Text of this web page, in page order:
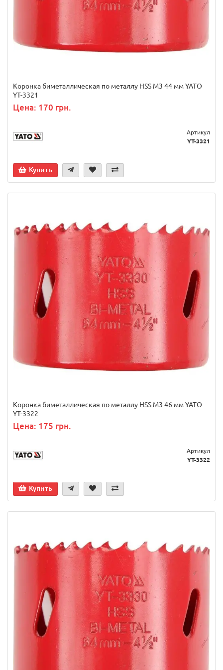
Коронка биметаллическая по металлу HSS M3 44 мм YATO
YT-3321
Цена: 170 грн.
Артикул
YT-3321
Купить
Коронка биметаллическая по металлу HSS M3 46 мм YATO
YT-3322
Цена: 175 грн.
Артикул
YT-3322
Купить